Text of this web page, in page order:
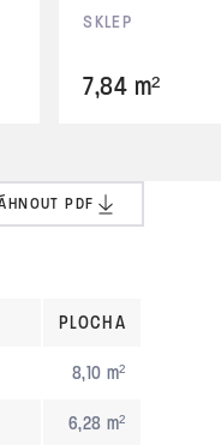
SKLEP
7,84 m²
PDF
PLOCHA
8,10 m²
6,28 m²